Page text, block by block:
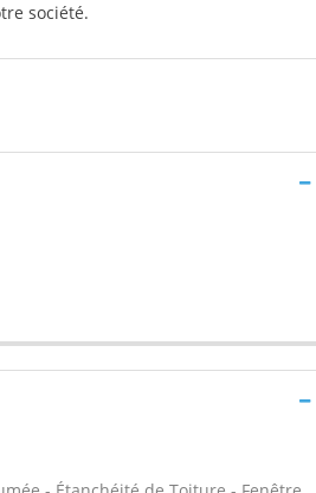
société.